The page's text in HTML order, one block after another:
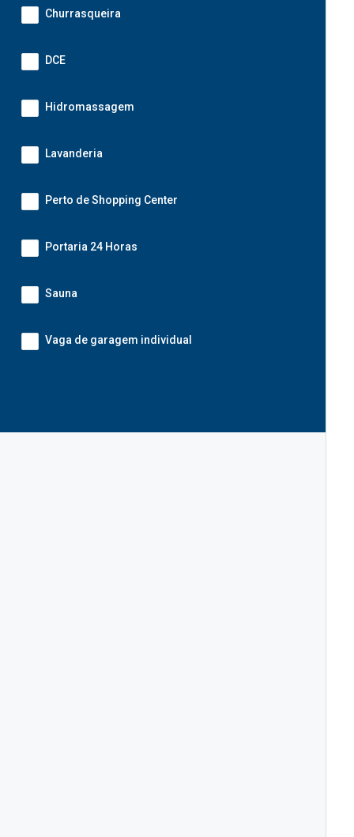
Churrasqueira
DCE
Hidromassagem
Lavanderia
Perto de Shopping Center
Portaria 24 Horas
Sauna
Vaga de garagem individual